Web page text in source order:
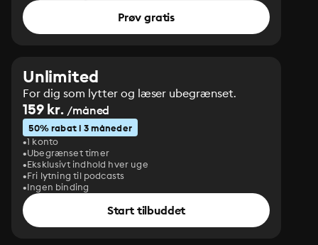
Prøv gratis
Unlimited
For dig som lytter og læser ubegrænset.
159 kr. /måned
50% rabat i 3 måneder
1 konto
Ubegrænset timer
Eksklusivt indhold hver uge
Fri lytning til podcasts
Ingen binding
Start tilbuddet